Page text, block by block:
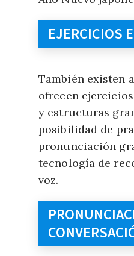
EJERCICIOS
También existen
ofrecen
y estructuras
posibilidad de
pronunciación
tecnología de
voz.